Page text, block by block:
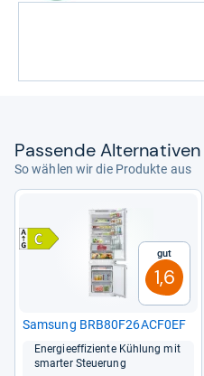
Pas­sende Alter­na­ti­ven
So wählen wir die Produkte aus
Gut
1,6
Sam­sung BRB80F26ACF0EF
Ener­gie­ef­fi­zi­ente Küh­lung mit
smar­ter Steue­rung